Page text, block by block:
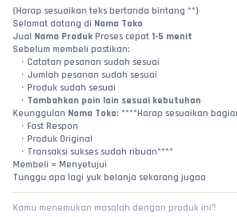
(Harap sesuaikan teks bertanda bintang **)
Selamat datang di Nama Toko
Jual Nama Produk Proses cepat 1-5 menit
Sebelum membeli pastikan:
Catatan pesanan sudah sesuai
Jumlah pesanan sudah sesuai
Produk sudah sesuai
Tambahkan poin lain sesuai kebutuhan
Keunggulan Nama Toko: ****Harap sesuaikan
Fast Respon
Produk Original
Transaksi sukses sudah ribuan****
Membeli = Menyetujui
Tunggu apa lagi yuk belanja sekarang jugaa
Kamu menemukan masalah dengan produk ini?